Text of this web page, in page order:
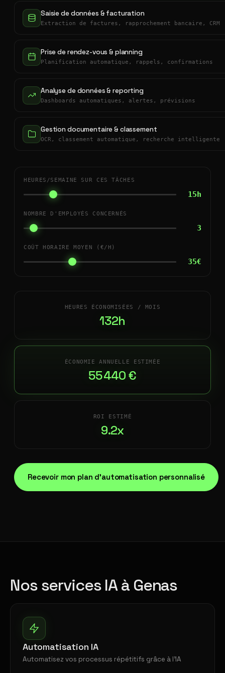
Saisie de données & facturation
Extraction de factures, rapprochement bancaire, CRM
Prise de rendez-vous & planning
Planification automatique, rappels, confirmations
Analyse de données & reporting
Dashboards automatiques, alertes, prévisions
Gestion documentaire & classement
OCR, classement automatique, recherche intelligente
HEURES/SEMAINE SUR CES TÂCHES
15h
NOMBRE D'EMPLOYÉS CONCERNÉS
3
COÛT HORAIRE MOYEN (€/H)
35€
HEURES ÉCONOMISÉES / MOIS
132h
ÉCONOMIE ANNUELLE ESTIMÉE
55 440 €
ROI ESTIMÉ
9.2x
Recevoir mon plan d'automatisation personnalisé
Nos services IA à Genas
Automatisation IA
Automatisez vos processus répétitifs grâce à l'IA